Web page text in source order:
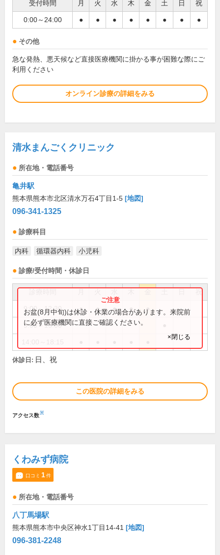
受付時間 月 火 水 木 金 土 日 祝
0:00～24:00 ● ● ● ● ● ● ● ●
その他
急な発熱、悪天候など直接医療機関に掛かる事が困難な際にご
利用ください
オンライン診療の詳細をみる
清水まんごくクリニック
所在地・電話番号
亀井駅
熊本県熊本市北区清水万石4丁目1-5 [地図]
096-341-1325
診療科目
内科 循環器内科 小児科
診療/受付時間・休診日
祝
9:00～12:30 ● ● ● ● ●
9:00～13:00
お盆(8月中旬)は休診・休業の場合があります。来院前
に必ず医療機関に直接ご確認ください。
×閉じる
休診日: 日、祝
この医院の詳細をみる
アクセス数※
くわみず病院
口コミ 1件
所在地・電話番号
八丁馬場駅
熊本県熊本市中央区神水1丁目14-41 [地図]
096-381-2248